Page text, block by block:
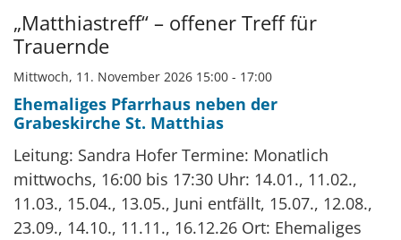
Datum: 11. November 2026
„Matthiastreff“ – offener Treff für
Trauernde
Mittwoch, 11. November 2026 15:00 - 17:00
Ehemaliges Pfarrhaus neben der
Grabeskirche St. Matthias
Leitung: Sandra Hofer Termine: Monatlich
mittwochs, 16:00 bis 17:30 Uhr: 14.01., 11.02.,
11.03., 15.04., 13.05., Juni entfällt, 15.07., 12.08.,
23.09., 14.10., 11.11., 16.12.26 Ort: Ehemaliges